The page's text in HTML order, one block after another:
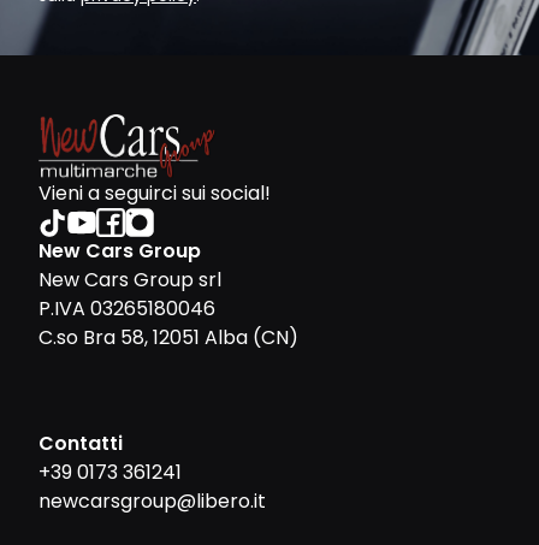
Vieni a seguirci sui social!
New Cars Group
New Cars Group srl
P.IVA 03265180046
C.so Bra 58, 12051 Alba (CN)
Contatti
+39 0173 361241
newcarsgroup@libero.it